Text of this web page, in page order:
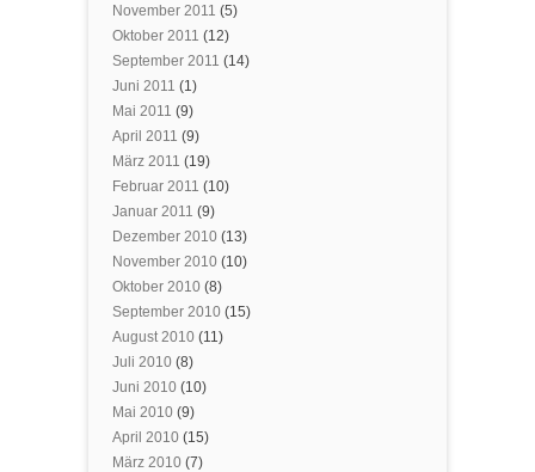
November 2011 (5)
Oktober 2011 (12)
September 2011 (14)
Juni 2011 (1)
Mai 2011 (9)
April 2011 (9)
März 2011 (19)
Februar 2011 (10)
Januar 2011 (9)
Dezember 2010 (13)
November 2010 (10)
Oktober 2010 (8)
September 2010 (15)
August 2010 (11)
Juli 2010 (8)
Juni 2010 (10)
Mai 2010 (9)
April 2010 (15)
März 2010 (7)